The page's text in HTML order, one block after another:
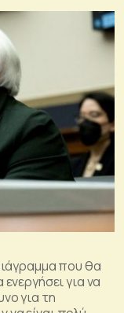
που θα
για να
για τη